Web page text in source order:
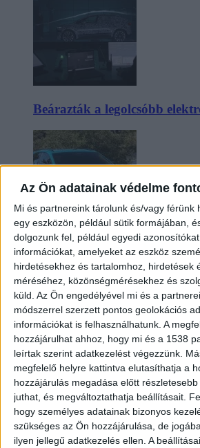
Az Ön adatainak védelme
Mi és partnereink tárolunk és/vagy férünk
egy eszközön, például sütik formájában,
dolgozunk fel, például egyedi
információkat, amelyeket az eszköz
hirdetésekhez és tartalomhoz, hirdetések
méréséhez, közönségmérésekhez és
küld. Az Ön engedélyével mi és a
módszerrel szerzett pontos geolokációs
információkat is felhasználhatunk. A
hozzájárulhat ahhoz, hogy mi és a 1538
leírtak szerint adatkezelést végezzünk.
megfelelő helyre kattintva elutasíthatja a
hozzájárulás megadása előtt
juthat, és megváltoztathatja beállításait.
hogy személyes adatainak bizonyos
szükséges az Ön hozzájárulása, de
ilyen jellegű adatkezelés ellen. A
Beárazták a legolcsóbb
Két év sem kellett: máris
amerikai villanyautóját a
Kilencmillió alatt indul a
Volkswagen